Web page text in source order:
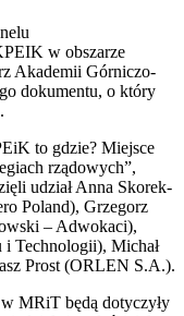
w obszarze
Akademii Górniczo-
dokumentu, o który
to gdzie? Miejsce
rządowych”,
udział Anna Skorek-
Poland), Grzegorz
– Adwokaci),
Technologii), Michał
Prost (ORLEN S.A.).
MRiT będą dotyczyły